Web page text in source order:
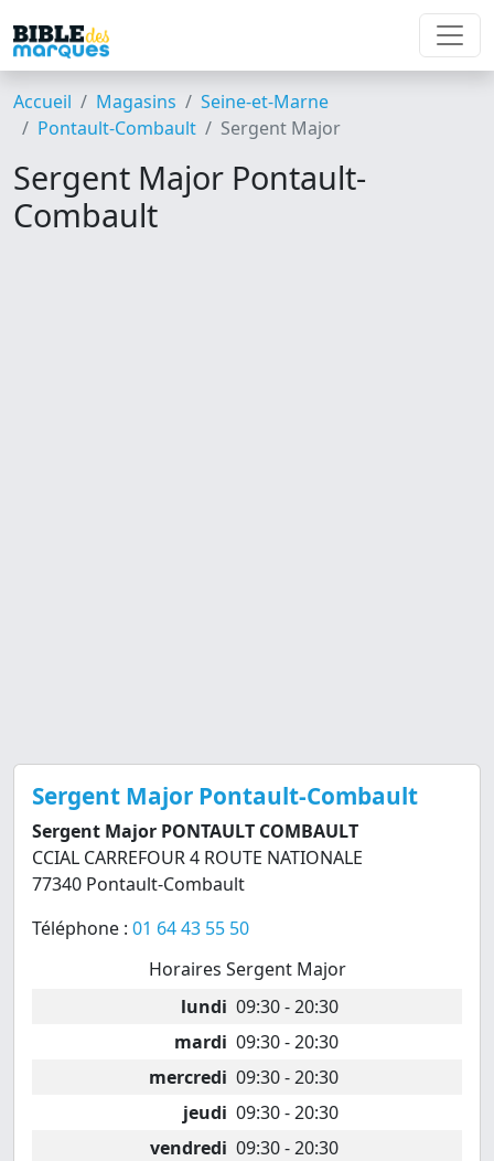
Accueil Magasins
Seine-et-Marne
Pontault-Combault
Sergent Major
Sergent Major Pontault-
Combault
Sergent Major Pontault-Combault
Sergent Major PONTAULT COMBAULT
CCIAL CARREFOUR 4 ROUTE NATIONALE
77340 Pontault-Combault
Téléphone : 01 64 43 55 50
Horaires Sergent Major
lundi 09:30 - 20:30
mardi 09:30 - 20:30
mercredi 09:30 - 20:30
jeudi 09:30 - 20:30
vendredi 09:30 - 20:30